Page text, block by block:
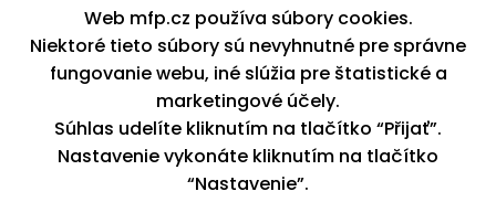
K stiahnutiu
Blog
Kontakt
Kariéra
XML feed
Copyright © 2026, MFP paper s. r. o. | Všetky práva vyhradené
Web mfp.cz používa súbory cookies.
Niektoré tieto súbory sú nevyhnutné pre správne
fungovanie webu, iné slúžia pre štatistické a
marketingové účely.
Súhlas udelíte kliknutím na tlačítko “Přijať”.
Nastavenie vykonáte kliknutím na tlačítko
“Nastavenie”.